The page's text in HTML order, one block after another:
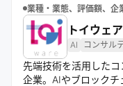
業種・業態、評価額、企
トイウェ
AI コンサル
先端技術を活用した
企業。AIやブロック